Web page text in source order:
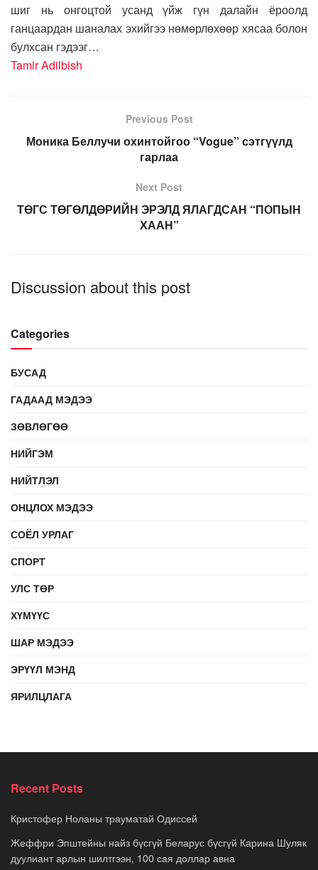
шиг нь онгоцтой усанд үйж гүн далайн ёроолд
ганцаардан шаналах эхийгээ нөмөрлөхөөр хясаа болон
булхсан гэдээг…
Tamir Adilbish
Previous Post
Моника Беллучи охинтойгоо “Vogue” сэтгүүлд
гарлаа
Next Post
ТӨГС ТӨГӨЛДӨРИЙН ЭРЭЛД ЯЛАГДСАН “ПОПЫН
ХААН”
Discussion about this post
Categories
БУСАД
ГАДААД МЭДЭЭ
ЗӨВЛӨГӨӨ
НИЙГЭМ
НИЙТЛЭЛ
ОНЦЛОХ МЭДЭЭ
СОЁЛ УРЛАГ
СПОРТ
УЛС ТӨР
ХҮМҮҮС
ШАР МЭДЭЭ
ЭРҮҮЛ МЭНД
ЯРИЛЦЛАГА
Recent Posts
Кристофер Ноланы трауматай Одиссей
Жеффри Эпштейны найз бүсгүй Беларус бүсгүй Карина Шуляк
дуулиант арлын шилтгээн, 100 сая доллар авна